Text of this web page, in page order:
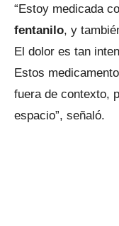
“Estoy medicada
fentanilo, y
El dolor es tan
Estos
fuera de contexto,
espacio”, señaló.